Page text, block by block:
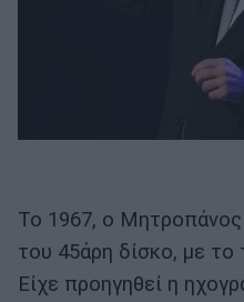
Το 1967, ο
του 45άρη δίσκο, με το
Είχε προηγηθεί η